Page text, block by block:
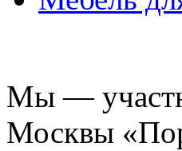
Мы —
Москвы